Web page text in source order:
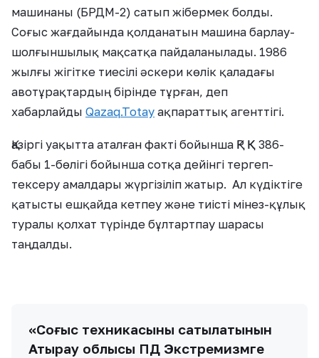
машинаны (БРДМ-2) сатып жібермек болды.
Соғыс жағдайында қолданатын машина барлау-
шолғыншылық мақсатқа пайдаланылады. 1986
жылғы жігітке тиесілі әскери көлік қаладағы
авотұрақтардың бірінде тұрған, деп
хабарлайды Qazaq.Totay ақпараттық агенттігі.
Қазіргі уақытта аталған факті бойынша ҚР ҚК 386-
бабы 1-бөлігі бойынша сотқа дейінгі тергеп-
тексеру амалдары жүргізіліп жатыр. Ал күдіктіге
қатысты ешқайда кетпеу және тиісті мінез-құлық
туралы қолхат түрінде бұлтартпау шарасы
таңдалды.
«Соғыс техникасының сатылатынын
Атырау облысы ПД Экстремизмге